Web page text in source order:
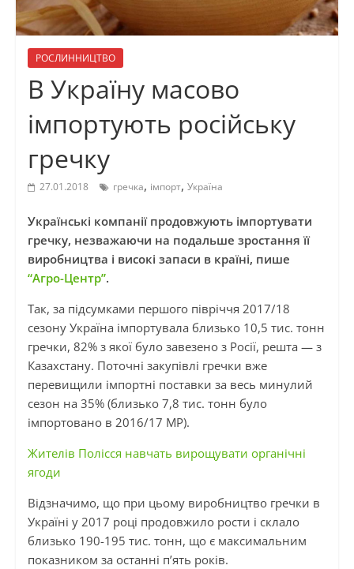
РОСЛИННИЦТВО
В Україну масово
імпортують російську
гречку
27.01.2018 гречка, імпорт, Україна
Українські компанії продовжують імпортувати
гречку, незважаючи на подальше зростання її
виробництва і високі запаси в країні, пише
“Агро-Центр”.
Так, за підсумками першого півріччя 2017/18
сезону Україна імпортувала близько 10,5 тис. тонн
гречки, 82% з якої було завезено з Росії, решта — з
Казахстану. Поточні закупівлі гречки вже
перевищили імпортні поставки за весь минулий
сезон на 35% (близько 7,8 тис. тонн було
імпортовано в 2016/17 МР).
Жителів Полісся навчать вирощувати органічні
ягоди
Відзначимо, що при цьому виробництво гречки в
Україні у 2017 році продовжило рости і склало
близько 190-195 тис. тонн, що є максимальним
показником за останні п’ять років.